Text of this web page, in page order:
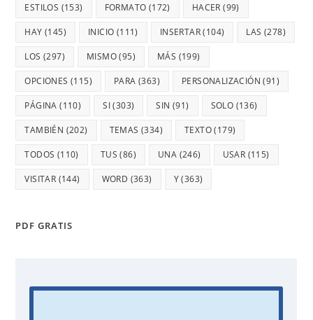
ESTILOS (153) FORMATO (172) HACER (99)
HAY (145) INICIO (111) INSERTAR(104) LAS (278)
LOS (297) MISMO(95) MÁS (199)
OPCIONES (115) PARA (363) PERSONALIZACIÓN (91)
PÁGINA (110) SI(303) SIN (91) SOLO (136)
TAMBIÉN (202) TEMAS (334) TEXTO(179)
TODOS (110) TUS (86) UNA (246) USAR (115)
VISITAR (144) WORD (363) Y(363)
PDF GRATIS